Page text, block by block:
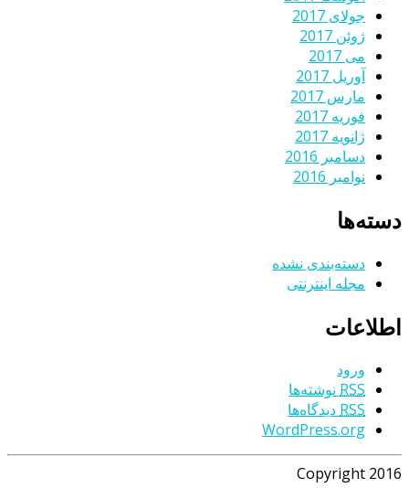
جولای 2017
ژوئن 2017
می 2017
آوریل 2017
مارس 2017
فوریه 2017
ژانویه 2017
دسامبر 2016
نوامبر 2016
دسته‌ها
دسته‌بندی نشده
مجله اینترنتی
اطلاعات
ورود
RSS نوشته‌ها
RSSدیدگاه‌ها
WordPress.org
Copyright 2016